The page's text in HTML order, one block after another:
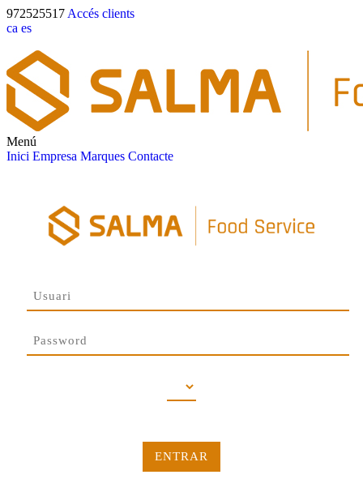
972525517 Accés clients
ca es
Menú
Inici Empresa Marques Contacte
ENTRAR